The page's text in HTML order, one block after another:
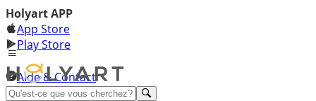
Holyart APP
App Store
Play Store
Aide & Contact
Découvrez Premium